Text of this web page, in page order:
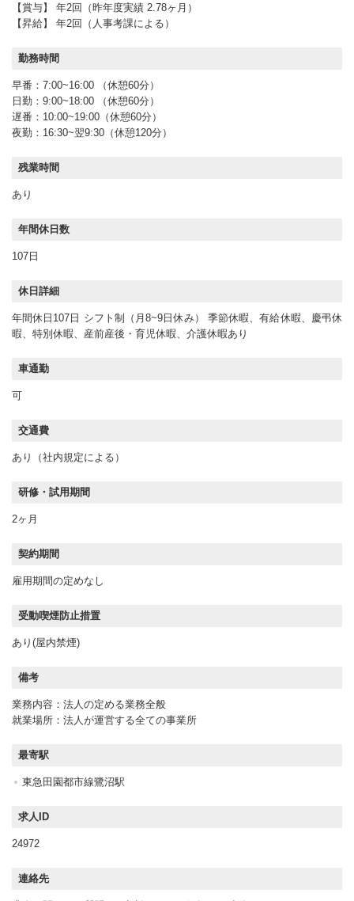
【賞与】 年2回（昨年度実績 2.78ヶ月）
【昇給】 年2回（人事考課による）
勤務時間
早番：7:00~16:00 （休憩60分）
日勤：9:00~18:00 （休憩60分）
遅番：10:00~19:00（休憩60分）
夜勤：16:30~翌9:30（休憩120分）
残業時間
あり
年間休日数
107日
休日詳細
年間休日107日 シフト制（月8~9日休み） 季節休暇、有給休暇、慶弔休
暇、特別休暇、産前産後・育児休暇、介護休暇あり
車通勤
可
交通費
あり（社内規定による）
研修・試用期間
2ヶ月
契約期間
雇用期間の定めなし
受動喫煙防止措置
あり(屋内禁煙)
備考
業務内容：法人の定める業務全般
就業場所：法人が運営する全ての事業所
最寄駅
東急田園都市線鷺沼駅
求人ID
24972
連絡先